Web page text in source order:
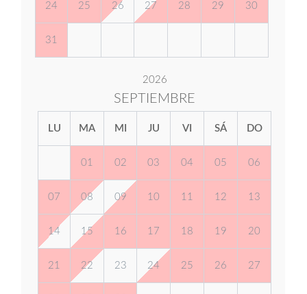
24 25 26 27 28 29 30
31
2026
SEPTIEMBRE
LU MA MI JU VI SÁ DO
01 02 03 04 05 06
07 08 09 10 11 12 13
14 15 16 17 18 19 20
21 22 23 24 25 26 27